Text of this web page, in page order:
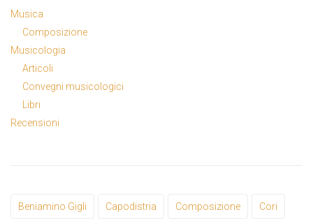
Musica
Composizione
Musicologia
Articoli
Convegni musicologici
Libri
Recensioni
Beniamino Gigli Capodistria Composizione Cori